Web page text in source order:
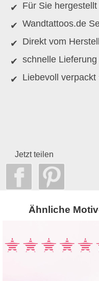
Für Sie
Wandtattoos.de
Direkt vom
schnelle Lieferung
Liebevoll verpackt
Jetzt teilen
Ähnliche